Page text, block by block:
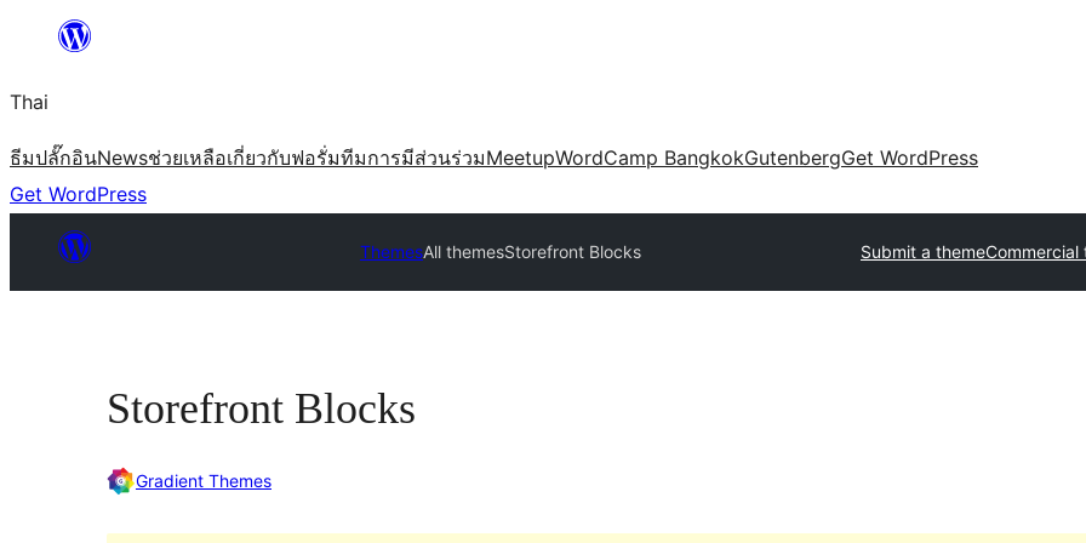
ยัง
เนื้อหา
Thai
ธีมปลั๊กอินNewsช่วยเหลือเกี่ยวกับฟอรั่มทีมการมีส่วนร่วมMeetupWordCamp BangkokGutenbergGet WordPress
Get WordPress
ThemesAll themesStorefront Blocks Submit a themeCommercial
Storefront Blocks
Gradient Themes